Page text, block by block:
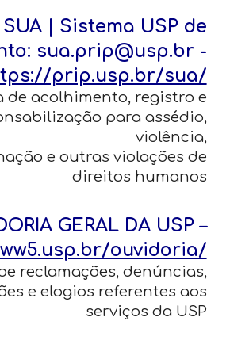
SUA | Sistema USP de
sua.prip@usp.br -
prip.usp.br/sua/
de acolhimento, registro e
para assédio,
violência,
e outras violações de
direitos humanos
GERAL DA USP –
ouvidoria/
reclamações, denúncias,
e elogios referentes aos
serviços da USP